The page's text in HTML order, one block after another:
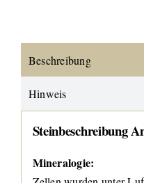
Beschreibung
Hinweis
Steinbeschreibung
Mineralogie: